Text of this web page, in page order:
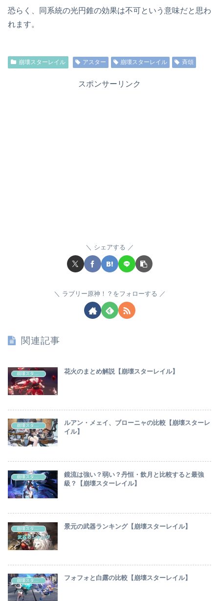
恐らく、同系統の光円錐の効果は不可という意味だと思わ
れます。
崩壊スターレイル アスター 崩壊スターレイル 斉頌
スポンサーリンク
シェアする
ラブリー原神！？をフォローする
関連記事
花火のまとめ解説【崩壊スターレイル】
ルアン・メェイ、ブローニャの比較【崩壊スターレ
イル】
崩壊スターレイル
鏡流は強い？弱い？丹恒・飲月と比較すると最強
級？【崩壊スターレイル】
景元の武器ランキング【崩壊スターレイル】
フォフォと白露の比較【崩壊スターレイル】